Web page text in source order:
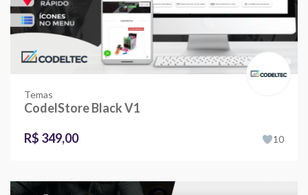
Temas
CodelStore Black V1
R$ 349,00
10